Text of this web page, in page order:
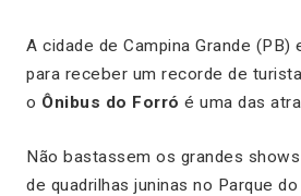
A cidade de Campina Grande (PB)
para receber um recorde de
o Ônibus do Forró é uma das
Não bastassem os grandes
de quadrilhas juninas no Parque